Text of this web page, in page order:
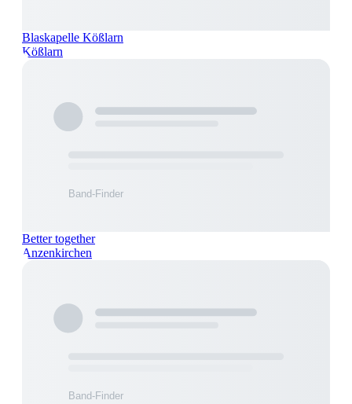
Blaskapelle Kößlarn
Kößlarn
Better together
Anzenkirchen